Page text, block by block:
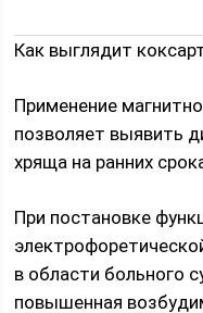
Как выглядит
Применение
позволяет выявить
хряща на ранних
При постановке
в области больного
повышенная